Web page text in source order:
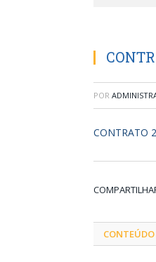
POR
CONTRATO